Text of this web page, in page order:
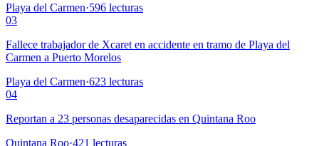
Playa del Carmen·596 lecturas
03
Fallece trabajador de Xcaret en accidente en tramo de Playa del
Carmen a Puerto Morelos
Playa del Carmen·623 lecturas
04
Reportan a 23 personas desaparecidas en Quintana Roo
Quintana Roo·421 lecturas